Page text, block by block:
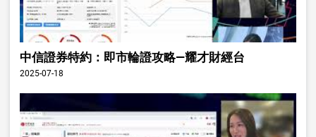
中信證券特約：即市輪證攻略—耀才財經台
2025-07-18